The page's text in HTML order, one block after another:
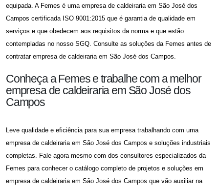
equipada. A Femes é uma empresa de caldeiraria em São José dos
Campos certificada ISO 9001:2015 que é garantia de qualidade em
serviços e que obedecem aos requisitos da norma e que estão
contempladas no nosso SGQ. Consulte as soluções da Femes antes de
contratar empresa de caldeiraria em São José dos Campos.
Conheça a Femes e trabalhe com a melhor
empresa de caldeiraria em São José dos
Campos
Leve qualidade e eficiência para sua empresa trabalhando com uma
empresa de caldeiraria em São José dos Campos e soluções industriais
completas. Fale agora mesmo com dos consultores especializados da
Femes para conhecer o catálogo completo de projetos e soluções em
empresa de caldeiraria em São José dos Campos que vão auxiliar na